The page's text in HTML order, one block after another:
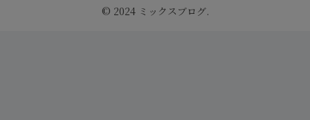
© 2024 ミックスブログ.